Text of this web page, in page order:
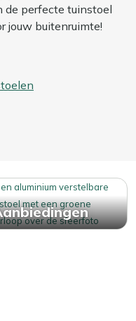
de perfecte tuinstoel
jouw buitenruimte!